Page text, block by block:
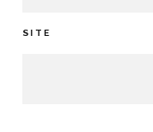
SITE